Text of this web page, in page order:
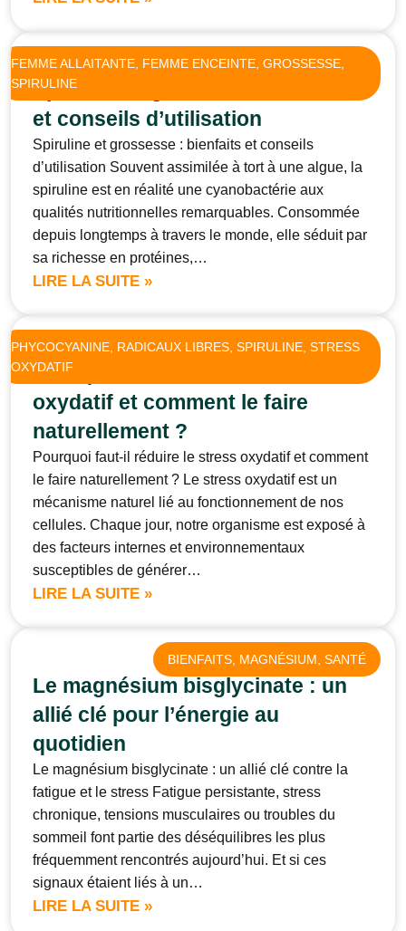
FEMME ALLAITANTE FEMME ENCEINTE GROSSESSE
SPIRULINE
Spiruline et grossesse: bienfaits
et conseils d’utilisation
Spiruline et grossesse : bienfaits et conseils
d’utilisation Souvent assimilée à tort à une algue, la
spiruline est en réalité une cyanobactérie aux
qualités nutritionnelles remarquables. Consommée
depuis longtemps à travers le monde, elle séduit par
sa richesse en protéines,…
LIRE LA SUITE »
PHYCOCYANINE RADICAUX LIBRES SPIRULINE STRESS
OXYDATIF
Pourquoi faut-il réduire le stress
oxydatif et comment le faire
naturellement ?
Pourquoi faut-il réduire le stress oxydatif et comment
le faire naturellement ? Le stress oxydatif est un
mécanisme naturel lié au fonctionnement de nos
cellules. Chaque jour, notre organisme est exposé à
des facteurs internes et environnementaux
susceptibles de générer…
LIRE LA SUITE »
BIENFAITS, MAGNÉSIUM SANTÉ
Le magnésium bisglycinate : un
allié clé pour l’énergie au
quotidien
Le magnésium bisglycinate : un allié clé contre la
fatigue et le stress Fatigue persistante, stress
chronique, tensions musculaires ou troubles du
sommeil font partie des déséquilibres les plus
fréquemment rencontrés aujourd’hui. Et si ces
signaux étaient liés à un…
LIRE LA SUITE »